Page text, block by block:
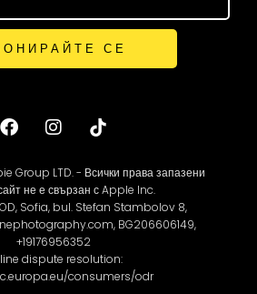
СЕ
Group LTD. - Всички права запазени
не е свързан с Apple Inc.
Sofia, bul. Stefan Stambolov 8,
BG206606149,
+19176956352
dispute resolution:
consumers/odr